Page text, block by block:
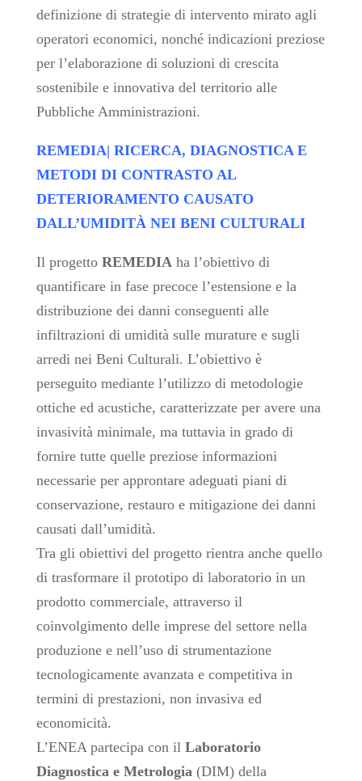
definizione di strategie di intervento mirato agli
operatori economici, nonché indicazioni preziose
per l’elaborazione di soluzioni di crescita
sostenibile e innovativa del territorio alle
Pubbliche Amministrazioni.
REMEDIA| RICERCA, DIAGNOSTICA E
METODI DI CONTRASTO AL
DETERIORAMENTO CAUSATO
DALL’UMIDITÀ NEI BENI CULTURALI
Il progetto REMEDIAha l’obiettivo di
quantificare in fase precoce l’estensione e la
distribuzione dei danni conseguenti alle
infiltrazioni di umidità sulle murature e sugli
arredi nei Beni Culturali. L’obiettivo è
perseguito mediante l’utilizzo di metodologie
ottiche ed acustiche, caratterizzate per avere una
invasività minimale, ma tuttavia in grado di
fornire tutte quelle preziose informazioni
necessarie per approntare adeguati piani di
conservazione, restauro e mitigazione dei danni
causati dall’umidità.
Tra gli obiettivi del progetto rientra anche quello
di trasformare il prototipo di laboratorio in un
prodotto commerciale, attraverso il
coinvolgimento delle imprese del settore nella
produzione e nell’uso di strumentazione
tecnologicamente avanzata e competitiva in
termini di prestazioni, non invasiva ed
economicità.
L’ENEA partecipa con il Laboratorio
Diagnostica e Metrologia(DIM) della